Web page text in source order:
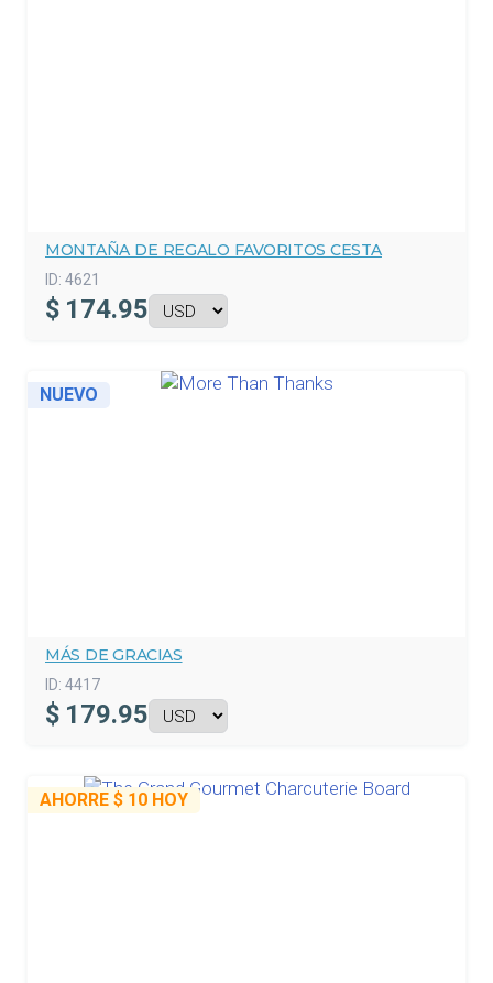
MONTAÑA DE REGALO FAVORITOS CESTA
ID: 4621
$ 174.95
NUEVO
MÁS DE GRACIAS
ID: 4417
$ 179.95
AHORRE $ 10 HOY